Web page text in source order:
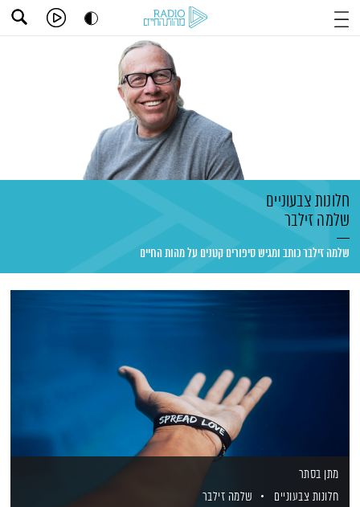
חלונות צבעוניים
שלמה זילבר
שלמה זילבר כותב ומגיש סיפורים קטנים על מהות החיים
מתן בסתר
חלונות צבעוניים
שלמה זילבר